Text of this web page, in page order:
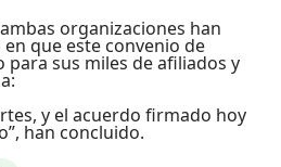
organizaciones han
que este convenio de
para sus miles de afiliados y
y el acuerdo firmado hoy
han concluido.